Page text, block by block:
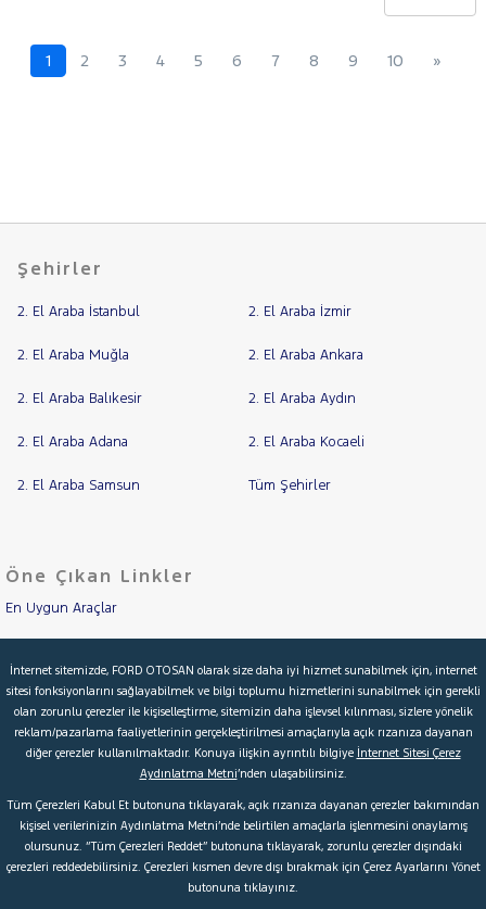
1 2 3 4 5 6 7 8 9 10 »
Şehirler
2. El Araba İstanbul 2. El Araba İzmir
2. El Araba Muğla 2. El Araba Ankara
2. El Araba Balıkesir 2. El Araba Aydın
2. El Araba Adana 2. El Araba Kocaeli
2. El Araba Samsun Tüm Şehirler
Öne Çıkan Linkler
En Uygun Araçlar
İkinci El Garanti
Kampanyalar
Kredi Hesaplama & Başvuru
© 2026 Ford Türkiye Ford Kurumsal Hakkımızda
Şartlar & Kişisel Verilerin Korunması S.S.S.
İnternet sitemizde, FORD OTOSAN olarak size daha iyi hizmet sunabilmek için, internet
sitesi fonksiyonlarını sağlayabilmek ve bilgi toplumu hizmetlerini sunabilmek için gerekli
olan zorunlu çerezler ile kişiselleştirme, sitemizin daha işlevsel kılınması, sizlere yönelik
reklam/pazarlama faaliyetlerinin gerçekleştirilmesi amaçlarıyla açık rızanıza dayanan
diğer çerezler kullanılmaktadır. Konuya ilişkin ayrıntılı bilgiye İnternet Sitesi Çerez
Aydınlatma Metni’nden ulaşabilirsiniz.
Tüm Çerezleri Kabul Et butonuna tıklayarak, açık rızanıza dayanan çerezler bakımından
kişisel verilerinizin Aydınlatma Metni’nde belirtilen amaçlarla işlenmesini onaylamış
olursunuz. “Tüm Çerezleri Reddet” butonuna tıklayarak, zorunlu çerezler dışındaki
çerezleri reddedebilirsiniz. Çerezleri kısmen devre dışı bırakmak için Çerez Ayarlarını Yönet
butonuna tıklayınız.